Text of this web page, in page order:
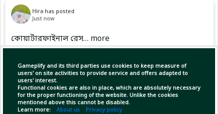
Gameplify and its third parties use cookies to keep measure of
users' on site activities to provide service and offers adapted to
users' interest.
Functional cookies are also in place, which are absolutely necessary
for the proper functioning of the website. Unlike the cookies
mentioned above this cannot be disabled.
Learn more: About us Privacy policy
Hira has posted
Just now
কোয়ার্টারফাইনাল রেস… more
Copy Link Open